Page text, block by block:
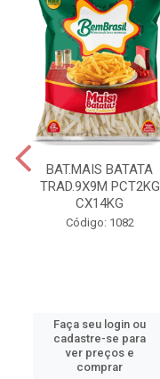
BAT.MAIS BATATA
TRAD.9X9M PCT2KG
CX14KG
Código: 1082
Faça seu login ou
cadastre-se para
ver preços e
comprar